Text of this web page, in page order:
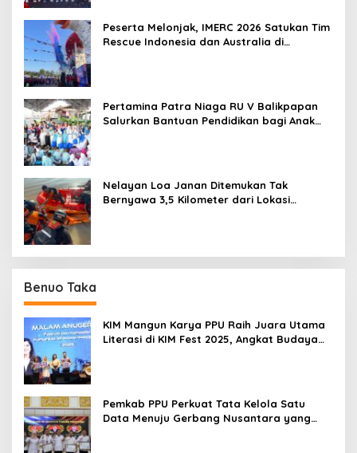
Peserta Melonjak, IMERC 2026 Satukan Tim
Rescue Indonesia dan Australia di
Pertamina Patra Niaga RU V Balikpapan
Salurkan Bantuan Pendidikan bagi Anak
Nelayan Loa Janan Ditemukan Tak
Bernyawa 3,5 Kilometer dari Lokasi
Benuo Taka
KIM Mangun Karya PPU Raih Juara Utama
Literasi di KIM Fest 2025, Angkat Budaya
Pemkab PPU Perkuat Tata Kelola Satu
Data Menuju Gerbang Nusantara yang